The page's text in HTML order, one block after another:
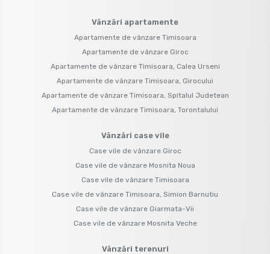
Vânzări apartamente
Apartamente de vânzare Timisoara
Apartamente de vânzare Giroc
Apartamente de vânzare Timisoara, Calea Urseni
Apartamente de vânzare Timisoara, Girocului
Apartamente de vânzare Timisoara, Spitalul Judetean
Apartamente de vânzare Timisoara, Torontalului
Vânzări case vile
Case vile de vânzare Giroc
Case vile de vânzare Mosnita Noua
Case vile de vânzare Timisoara
Case vile de vânzare Timisoara, Simion Barnutiu
Case vile de vânzare Giarmata-Vii
Case vile de vânzare Mosnita Veche
Vânzări terenuri